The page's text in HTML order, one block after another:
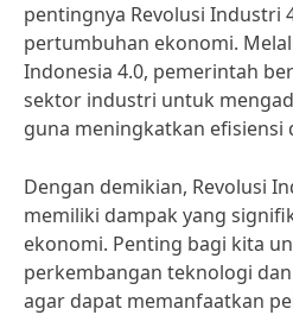
pentingnya Revolusi Industri
pertumbuhan ekonomi.
Indonesia 4.0, pemerintah
sektor industri untuk
guna meningkatkan efisiensi
Dengan demikian, Revolusi
memiliki dampak yang
ekonomi. Penting bagi kita
perkembangan teknologi
agar dapat memanfaatkan